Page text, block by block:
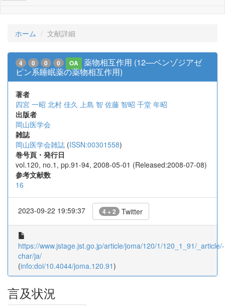
ホーム 文献詳細
4 0 0 0 OA
薬物相互作用 (12―ベンゾジアゼ
ピン系睡眠薬の薬物相互作用)
著者
四宮 一昭 北村 佳久 上島 智 佐藤 智昭 千堂 年昭
出版者
岡山医学会
雑誌
岡山医学会雑誌 (ISSN:00301558)
巻号頁・発行日
vol.120, no.1, pp.91-94, 2008-05-01 (Released:2008-07-08)
参考文献数
16
2023-09-22 19:59:37 4 + 2 Twitter
https://www.jstage.jst.go.jp/article/joma/120/1/120_1_91/_article/-
char/ja/
(info:doi/10.4044/joma.120.91)
言及状況